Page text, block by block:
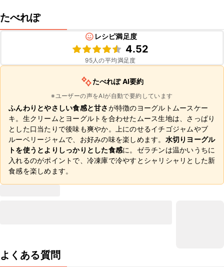
たべれぽ
レシピ満足度
4.52
95人の平均満足度
たべれぽ AI要約
※ユーザーの声をAIが自動で要約しています
ふんわりとやさしい食感と甘さが特徴のヨーグルトムースケー
キ。生クリームとヨーグルトを合わせたムース生地は、さっぱり
とした口当たりで後味も爽やか。上にのせるイチゴジャムやブ
ルーベリージャムで、お好みの味を楽しめます。 水切りヨーグル
トを使うとよりしっかりとした食感に。ゼラチンは温かいうちに
入れるのがポイントで、冷凍庫で冷やすとシャリシャリとした新
食感を楽しめます。
よくある質問